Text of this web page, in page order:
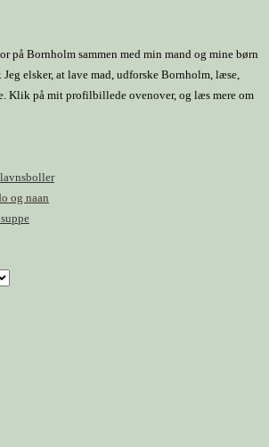
på Bornholm sammen med min mand og mine børn
elsker, at lave mad, udforske Bornholm, læse,
Klik på mit profilbillede ovenover, og læs mere om
og naan